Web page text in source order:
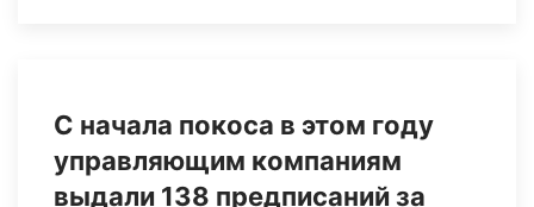
С начала покоса в этом году
управляющим компаниям
выдали 138 предписаний за